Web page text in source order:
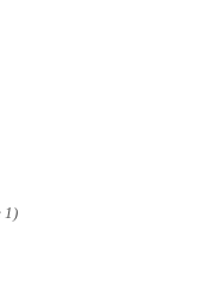
1)